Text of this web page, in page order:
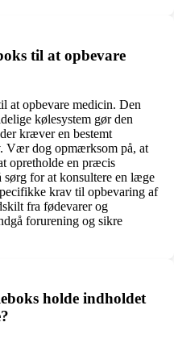
til at opbevare
at opbevare medicin. Den
kølesystem gør den
kræver en bestemt
Vær dog opmærksom på, at
opretholde en præcis
sørg for at konsultere en læge
krav til opbevaring af
fra fødevarer og
forurening og sikre
holde indholdet